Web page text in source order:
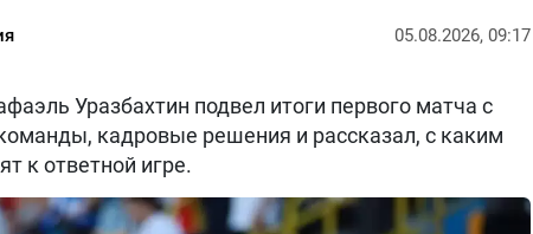
05.08.2026, 09:17
Уразбахтин подвел итоги первого матча с
кадровые решения и рассказал, с каким
к ответной игре.